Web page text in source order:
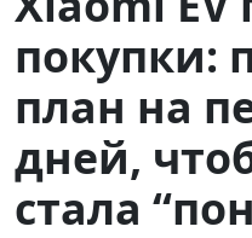
покупки:
план на
дней,
стала